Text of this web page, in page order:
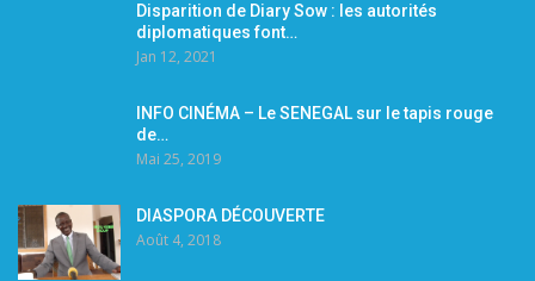
Disparition de Diary Sow : les autorités
diplomatiques font…
Jan 12, 2021
INFO CINÉMA – Le SENEGAL sur le tapis rouge
de…
Mai 25, 2019
DIASPORA DÉCOUVERTE
Août 4, 2018